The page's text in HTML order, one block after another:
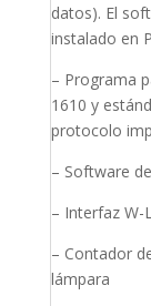
datos). El
instalado en
– Programa
1610 y
protocolo
– Software
– Interfaz W-
– Contador
lámpara